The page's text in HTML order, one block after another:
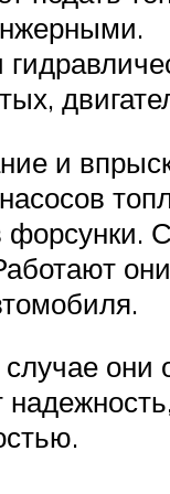
и
они